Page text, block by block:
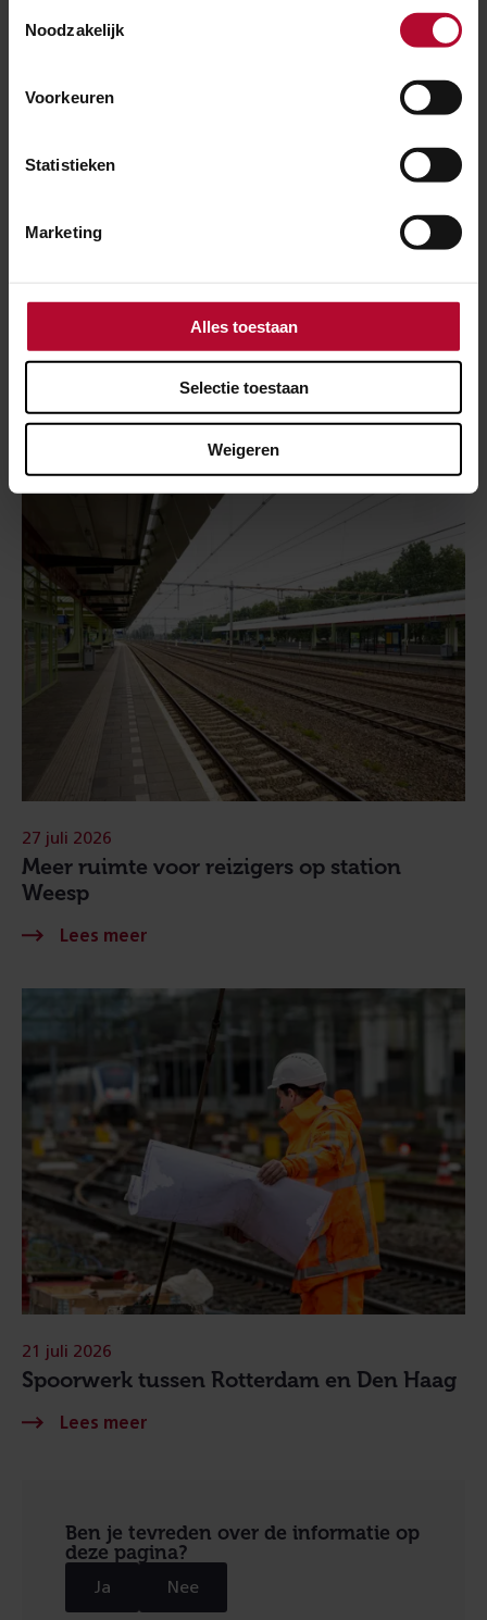
Noodzakelijk
Voorkeuren
Statistieken
Marketing
Alles toestaan
Selectie toestaan
Weigeren
Elf dagen hinder voor reizigers tussen
Utrecht en ’s-Hertogenbosch
Meer ruimte voor reizigers op station
Weesp
27 juli 2026
Spoorwerk tussen Rotterdam en Den Haag
21 juli 2026
Ben je tevreden over de informatie op
deze pagina?
Ja Nee